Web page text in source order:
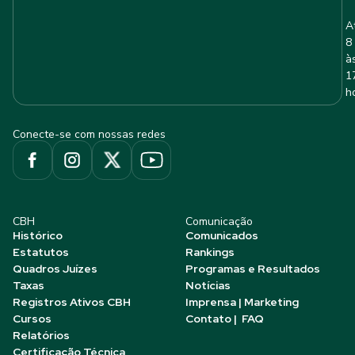
8
Conecte-se com nossas redes
CBH
Histórico
Estatutos
Quadros Juízes
Taxas
Registros Ativos CBH
Cursos
Relatórios
Certificação Técnica
Comunicação
Comunicados
Rankings
Programas e Resultados
Notícias
Imprensa | Marketing
Contato | FAQ